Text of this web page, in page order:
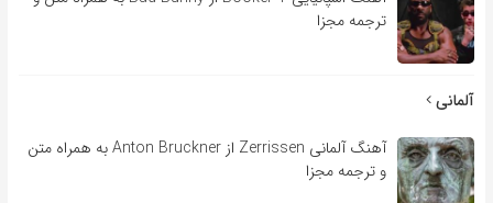
ترجمه مجزا
آلمانی
آهنگ آلمانی Zerrissen از Anton Bruckner به همراه متن
و ترجمه مجزا